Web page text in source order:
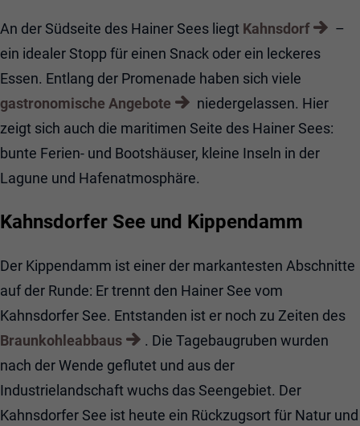
An der Südseite des Hainer Sees liegt Kahnsdorf
–
ein idealer Stopp für einen Snack oder ein leckeres
Essen. Entlang der Promenade haben sich viele
gastronomische Angebote
niedergelassen. Hier
zeigt sich auch die maritimen Seite des Hainer Sees:
bunte Ferien- und Bootshäuser, kleine Inseln in der
Lagune und Hafenatmosphäre.
Kahnsdorfer See und Kippendamm
Der Kippendamm ist einer der markantesten Abschnitte
auf der Runde: Er trennt den Hainer See vom
Kahnsdorfer See. Entstanden ist er noch zu Zeiten des
Braunkohleabbaus
. Die Tagebaugruben wurden
nach der Wende geflutet und aus der
Industrielandschaft wuchs das Seengebiet. Der
Kahnsdorfer See ist heute ein Rückzugsort für Natur und